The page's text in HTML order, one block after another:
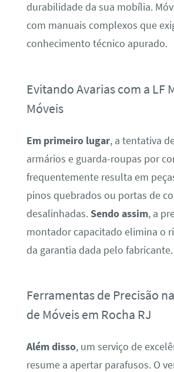
durabilidade da sua mobília.
com manuais complexos que
conhecimento técnico apurado.
Evitando Avarias com a LF
Móveis
Em primeiro lugar, a tentativa
armários e guarda-roupas por
frequentemente resulta em
pinos quebrados ou portas de
desalinhadas. Sendo assim, a
montador capacitado elimina o
da garantia dada pelo fabricante.
Ferramentas de Precisão
de Móveis em Rocha RJ
Além disso, um serviço de
resume a apertar parafusos. O